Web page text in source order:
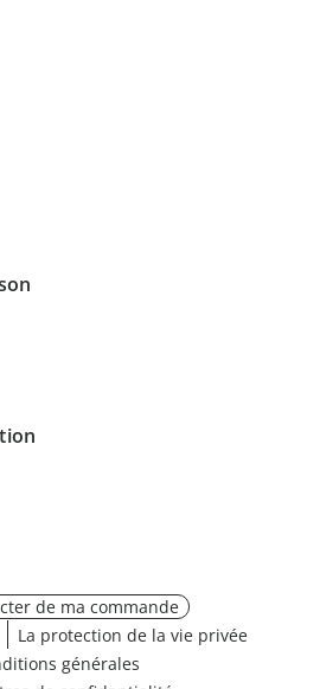
de ma commande
La protection de la vie privée
générales